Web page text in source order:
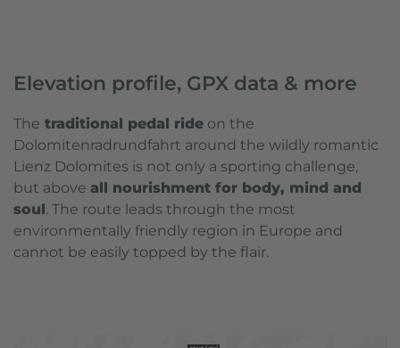
Elevation profile, GPX data & more
The traditional pedal ride on the
Dolomitenradrundfahrt around the wildly romantic
Lienz Dolomites is not only a sporting challenge,
but above all nourishment for body, mind and
soul. The route leads through the most
environmentally friendly region in Europe and
cannot be easily topped by the flair.